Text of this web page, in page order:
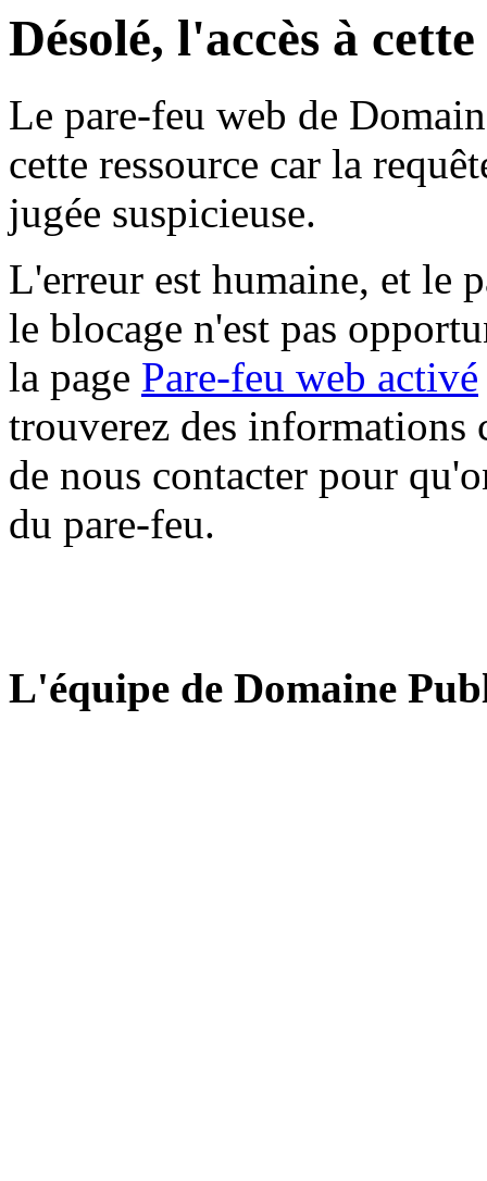
Désolé, l'accès à
Le pare-feu web de
cette ressource car la
jugée suspicieuse.
L'erreur est humaine, et le
le blocage n'est pas
la page Pare-feu web activé
trouverez des informations
de nous contacter pour
du pare-feu.
L'équipe de Domaine